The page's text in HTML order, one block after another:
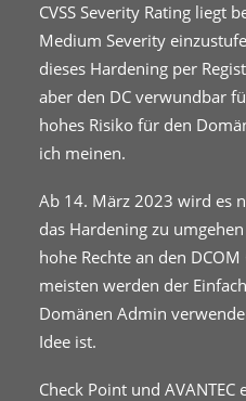
CVSS Severity Rating liegt
Medium Severity
dieses Hardening per
aber den DC verwundbar
hohes Risiko für den
ich meinen.
Ab 14. März 2023 wird es
das Hardening zu
hohe Rechte an den
meisten werden der
Domänen Admin
Idee ist.
Check Point und AVANTEC